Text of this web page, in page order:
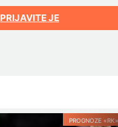
PRIJAVITE JE
PROGNOZE